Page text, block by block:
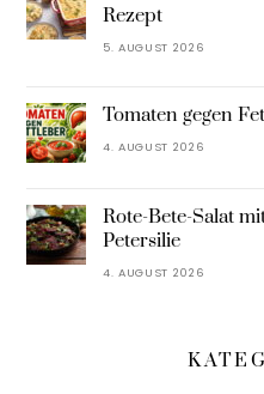
Rezept
5. AUGUST 2026
Tomaten gegen
4. AUGUST 2026
Rote-Bete-Salat
Petersilie
4. AUGUST 2026